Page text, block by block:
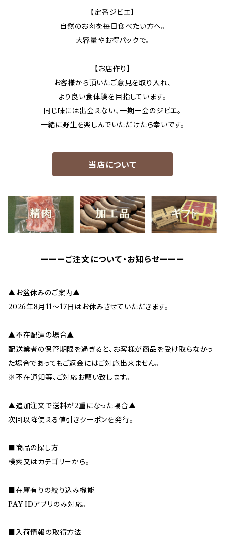
【定番ジビエ】
自然のお肉を毎日食べたい方へ。
大容量やお得パックで。
【お店作り】
お客様から頂いたご意見を取り入れ、
より良い食体験を目指しています。
同じ味には出会えない、一期一会のジビエ。
一緒に野生を楽しんでいただけたら幸いです。
当店について
ーーーご注文について・お知らせーーー
▲お盆休みのご案内▲
2026年8月11～17日はお休みさせていただきます。
▲不在配達の場合▲
配送業者の保管期限を過ぎると、お客様が商品を受け取らなかっ
た場合であってもご返金にはご対応出来ません。
※不在通知等、ご対応お願い致します。
▲追加注文で送料が2重になった場合▲
次回以降使える値引きクーポンを発行。
■商品の探し方
検索又はカテゴリーから。
■在庫有りの絞り込み機能
PAY IDアプリのみ対応。
■入荷情報の取得方法